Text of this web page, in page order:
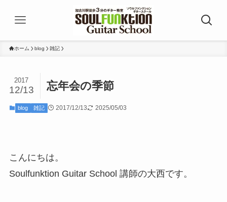
ホーム blog 雑記
忘年会の季節
2017
12/13
blog 雑記 2017/12/13 2025/05/03
こんにちは。
Soulfunktion Guitar School 講師の大西です。